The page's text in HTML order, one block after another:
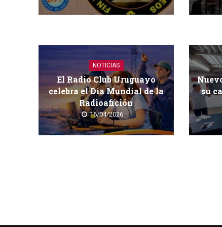
NOTICIAS
El Radio Club Uruguayo
celebra el Día Mundial de la
Radioafición
16/04/2026
su